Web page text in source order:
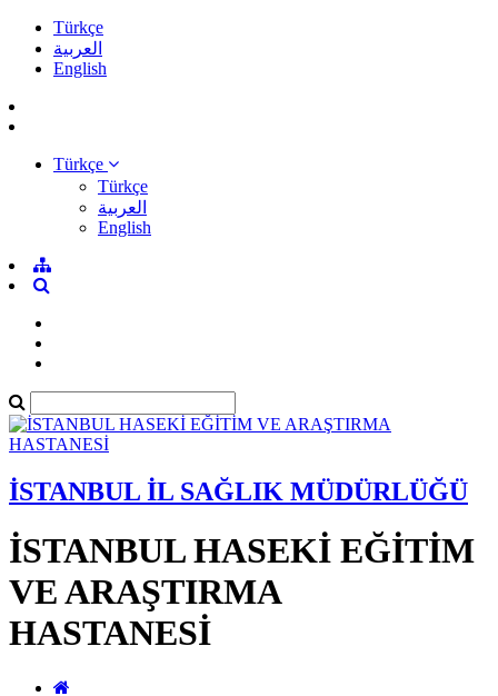
Türkçe
العربية
English
Türkçe
Türkçe
العربية
English
İSTANBUL İL SAĞLIK MÜDÜRLÜĞÜ
İSTANBUL HASEKİ EĞİTİM
VE ARAŞTIRMA
HASTANESİ